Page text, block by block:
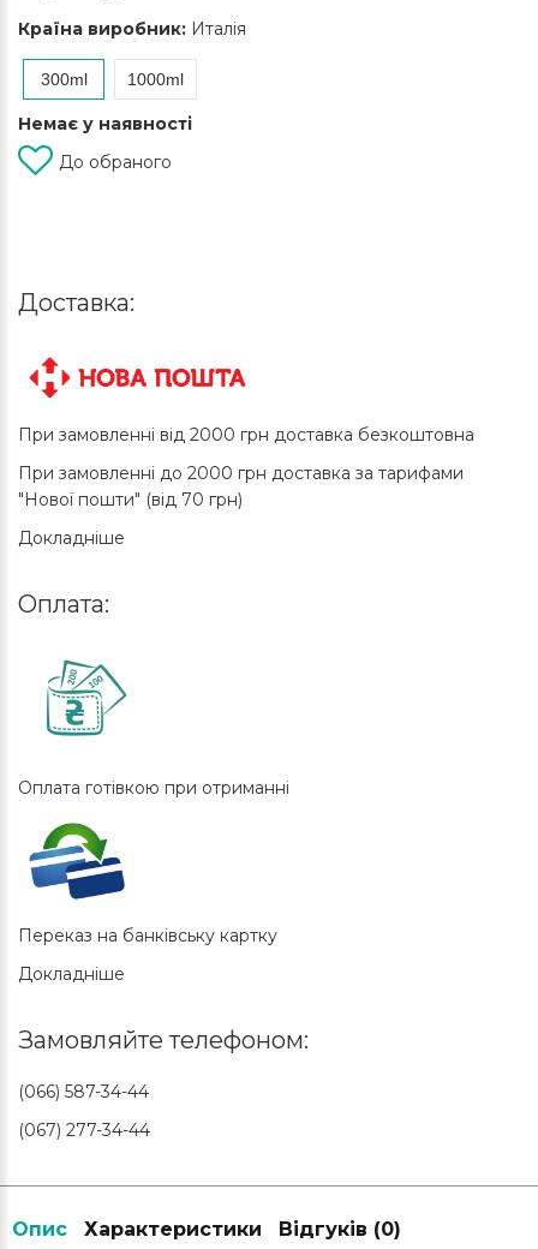
Країна виробник: Италія
300ml 1000ml
Немає у наявності
До обраного
Доставка:
При замовленні від 2000 грн доставка безкоштовна
При замовленні до 2000 грн доставка за тарифами
"Нової пошти" (від 70 грн)
Докладніше
Оплата:
Оплата готівкою при отриманні
Переказ на банківську картку
Докладніше
Замовляйте телефоном:
(066) 587-34-44
(067) 277-34-44
Опис Характеристики Відгуків (0)